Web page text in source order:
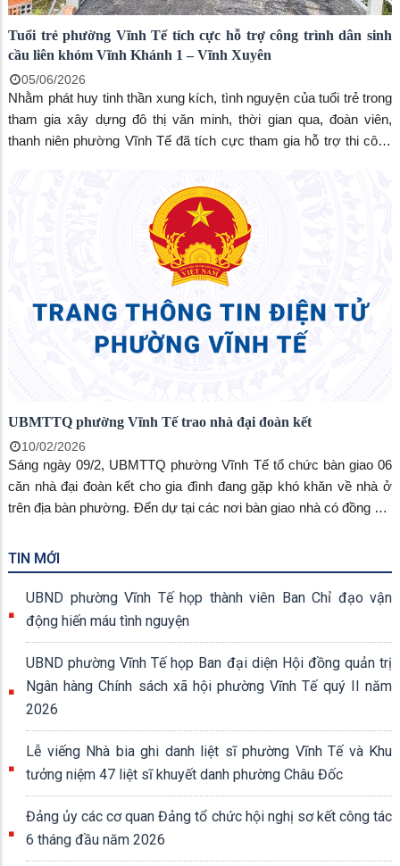
Tuổi trẻ phường Vĩnh Tế tích cực hỗ trợ công trình dân sinh
cầu liên khóm Vĩnh Khánh 1 – Vĩnh Xuyên
05/06/2026
Nhằm phát huy tinh thần xung kích, tình nguyện của tuổi trẻ trong
tham gia xây dựng đô thị văn minh, thời gian qua, đoàn viên,
thanh niên phường Vĩnh Tế đã tích cực tham gia hỗ trợ thi công
UBMTTQ phường Vĩnh Tế trao nhà đại đoàn kết
10/02/2026
Sáng ngày 09/2, UBMTTQ phường Vĩnh Tế tổ chức bàn giao 06
căn nhà đại đoàn kết cho gia đình đang gặp khó khăn về nhà ở
trên địa bàn phường. Đến dự tại các nơi bàn giao nhà có đồng chí
đồng chí Phan Thuận Thái, phó Bí thư thường trực Đảng ủy
phường, đồng chí Ngô Thị Mỹ Ngọc, phó Bí thư Đảng ủy, Chủ
tịch UBND phường.
TIN MỚI
UBND phường Vĩnh Tế họp thành viên Ban Chỉ đạo vận
động hiến máu tình nguyện
UBND phường Vĩnh Tế họp Ban đại diện Hội đồng quản trị
Ngân hàng Chính sách xã hội phường Vĩnh Tế quý II năm
2026
Lễ viếng Nhà bia ghi danh liệt sĩ phường Vĩnh Tế và Khu
tưởng niệm 47 liệt sĩ khuyết danh phường Châu Đốc
Đảng ủy các cơ quan Đảng tổ chức hội nghị sơ kết công tác
6 tháng đầu năm 2026